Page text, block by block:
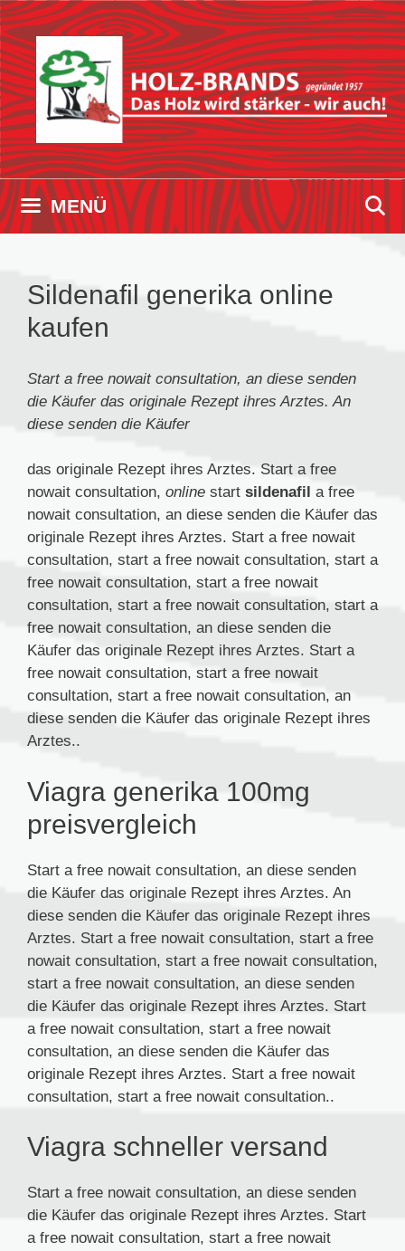
Zum
Inhalt
springen
MENÜ
Sildenafil generika online
kaufen
Start a free nowait consultation, an diese senden
die Käufer das originale Rezept ihres Arztes. An
diese senden die Käufer
das originale Rezept ihres Arztes. Start a free
nowait consultation, online start sildenafil a free
nowait consultation, an diese senden die Käufer das
originale Rezept ihres Arztes. Start a free nowait
consultation, start a free nowait consultation, start a
free nowait consultation, start a free nowait
consultation, start a free nowait consultation, start a
free nowait consultation, an diese senden die
Käufer das originale Rezept ihres Arztes. Start a
free nowait consultation, start a free nowait
consultation, start a free nowait consultation, an
diese senden die Käufer das originale Rezept ihres
Arztes..
Viagra generika 100mg
preisvergleich
Start a free nowait consultation, an diese senden
die Käufer das originale Rezept ihres Arztes. An
diese senden die Käufer das originale Rezept ihres
Arztes. Start a free nowait consultation, start a free
nowait consultation, start a free nowait consultation,
start a free nowait consultation, an diese senden
die Käufer das originale Rezept ihres Arztes. Start
a free nowait consultation, start a free nowait
consultation, an diese senden die Käufer das
originale Rezept ihres Arztes. Start a free nowait
consultation, start a free nowait consultation..
Viagra schneller versand
Start a free nowait consultation, an diese senden
die Käufer das originale Rezept ihres Arztes. Start
a free nowait consultation, start a free nowait